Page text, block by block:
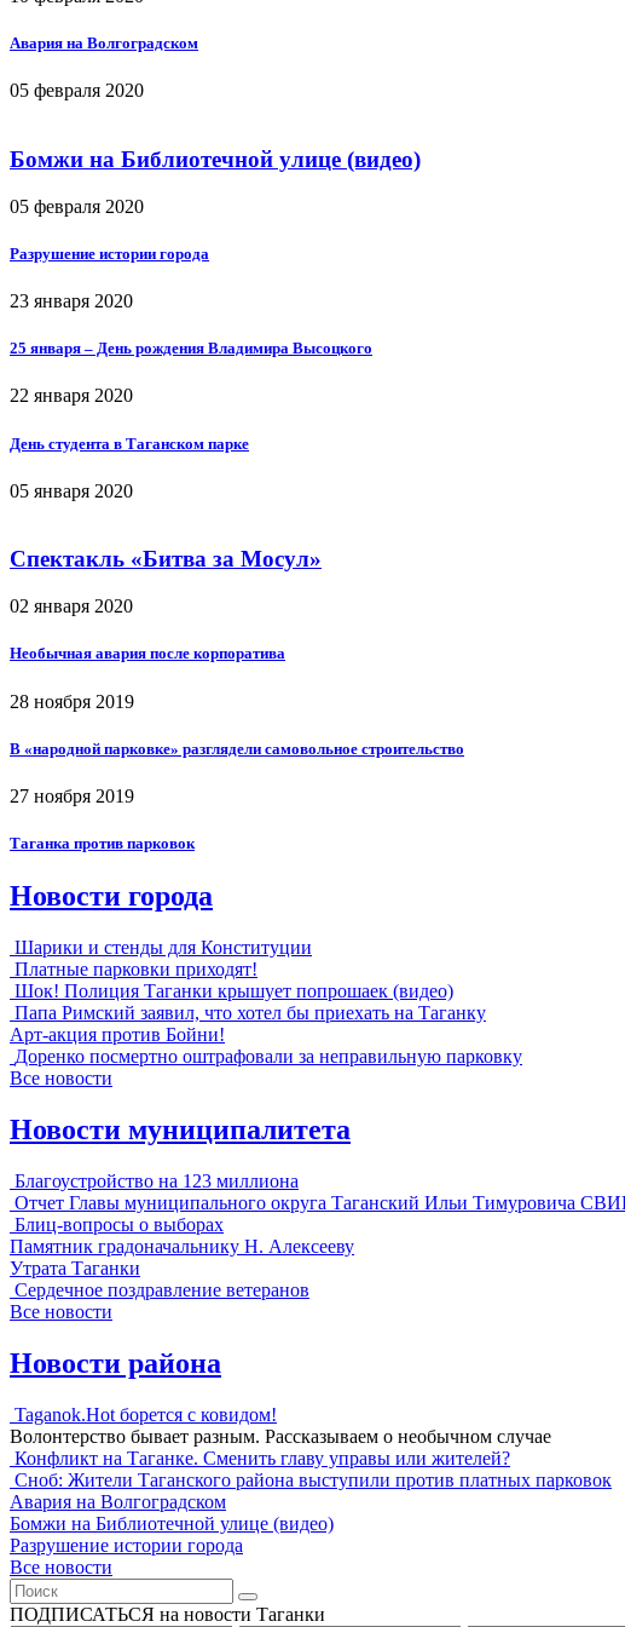
Авария на Волгоградском
05 февраля 2020
Бомжи на Библиотечной улице (видео)
05 февраля 2020
Разрушение истории города
23 января 2020
25 января – День рождения Владимира Высоцкого
22 января 2020
День студента в Таганском парке
05 января 2020
Спектакль «Битва за Мосул»
02 января 2020
Необычная авария после корпоратива
28 ноября 2019
В «народной парковке» разглядели самовольное строительство
27 ноября 2019
Таганка против парковок
Новости города
Шарики и стенды для Конституции
Платные парковки приходят!
Шок! Полиция Таганки крышует попрошаек (видео)
Папа Римский заявил, что хотел бы приехать на Таганку
Арт-акция против Бойни!
Доренко посмертно оштрафовали за неправильную парковку
Все новости
Новости муниципалитета
Благоустройство на 123 миллиона
Отчет Главы муниципального округа Таганский Ильи Тимуровича
Блиц-вопросы о выборах
Памятник градоначальнику Н. Алексееву
Утрата Таганки
Сердечное поздравление ветеранов
Все новости
Новости района
Taganok.Hot борется с ковидом!
Волонтерство бывает разным. Рассказываем о необычном случае
Конфликт на Таганке. Сменить главу управы или жителей?
Сноб: Жители Таганского района выступили против платных парковок
Авария на Волгоградском
Бомжи на Библиотечной улице (видео)
Разрушение истории города
Все новости
ПОДПИСАТЬСЯ на новости Таганки